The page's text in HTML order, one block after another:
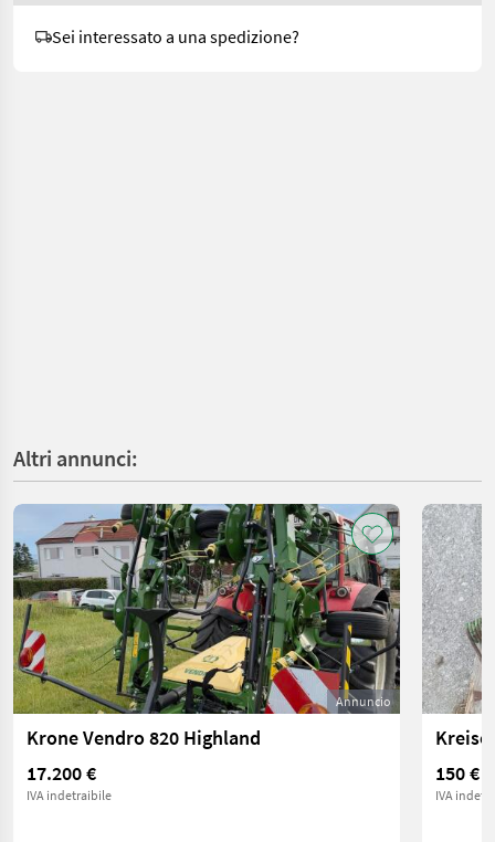
Sei interessato a una spedizione?
Altri annunci:
Annuncio
Krone Vendro 820 Highland
17.200 €
IVA indetraibile
150 €
IVA